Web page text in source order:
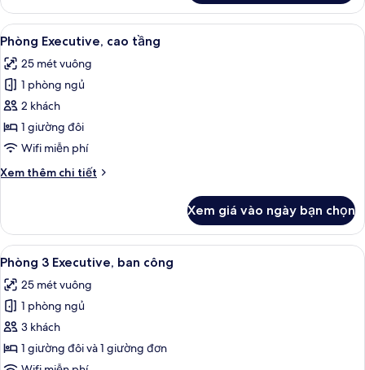
hồ
Phòng
Executive,
ban
quang
cảnh
phần
hồ
Xem
tất
cả
ảnh
Phòng
Executive,
cao
Phòng Executive, cao tầng | Bộ đồ
13
Phòng Executive, cao tầng
25 mét vuông
1 phòng ngủ
2 khách
1 giường đôi
Wifi miễn phí
Xem thêm chi tiết
Chi
Phòng
Executive,
cao
Xem giá vào ngày bạn chọn
Xem
tất
cả
ảnh
Phòng
3
Executive,
Phòng 3 Executive, ban công | Bộ
7
Phòng 3 Executive, ban công
25 mét vuông
1 phòng ngủ
3 khách
1 giường đôi và 1 giường đơn